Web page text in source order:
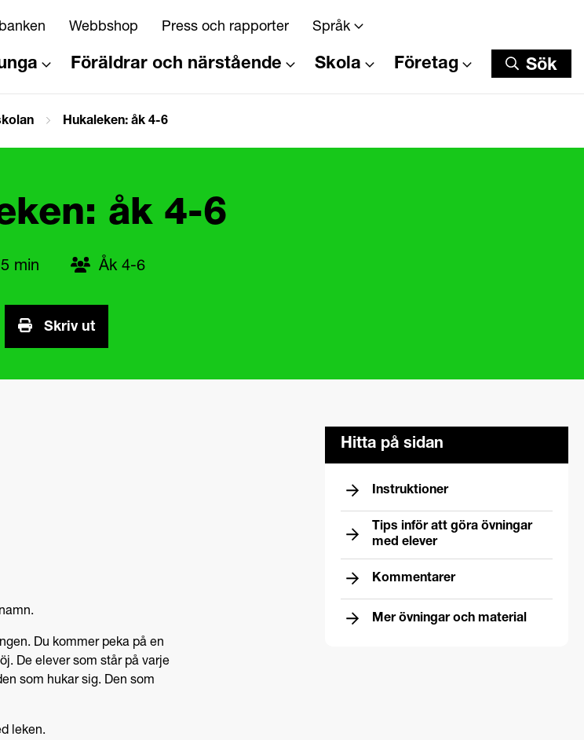
Webbshop Press och rapporter Språk
Föräldrar och närstående Skola Företag Sök
Sök
Hukaleken: åk 4-6
åk 4-6
min Åk 4-6
Skriv ut
Hitta på sidan
Instruktioner
Tips inför att göra övningar
med elever
Kommentarer
Mer övningar och material
Du kommer peka på en
De elever som står på varje
som hukar sig. Den som
leken.